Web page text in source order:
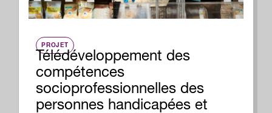
PROJET
Télédéveloppement des
compétences
socioprofessionnelles des
personnes handicapées et